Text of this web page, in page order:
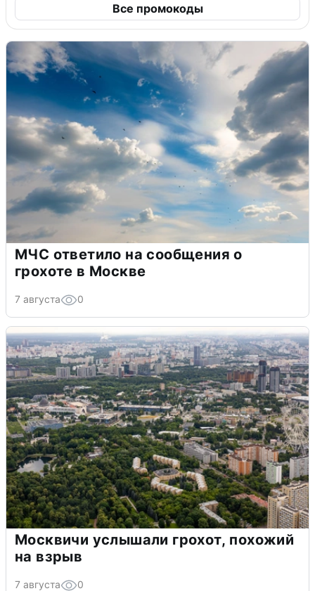
Все промокоды
МЧС ответило на сообщения о
грохоте в Москве
7 августа 0
Москвичи услышали грохот, похожий
на взрыв
7 августа 0